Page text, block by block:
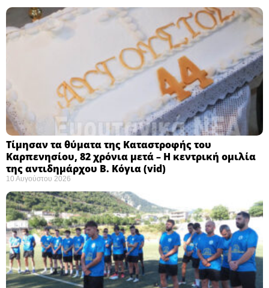
Τίμησαν τα θύματα της Καταστροφής του
Καρπενησίου, 82 χρόνια μετά – Η κεντρική ομιλία
της αντιδημάρχου Β. Κόγια (vid)
10 Αυγούστου 2026